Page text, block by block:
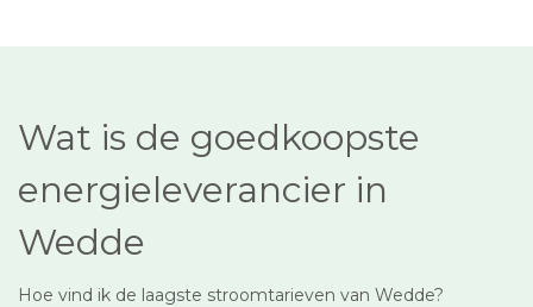
Wat is de goedkoopste
energieleverancier in
Wedde
Hoe vind ik de laagste stroomtarieven van Wedde?